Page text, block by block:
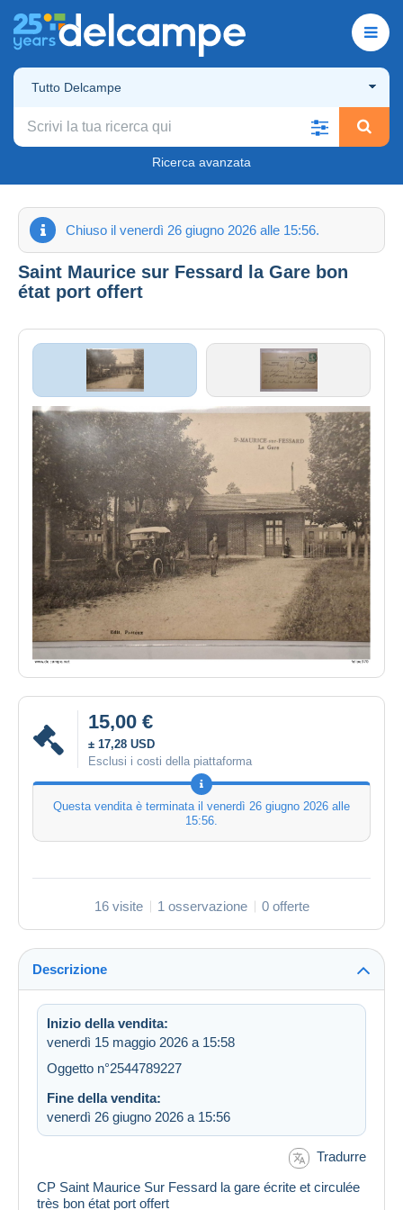
Tutto Delcampe
Ricerca avanzata
Chiuso il venerdì 26 giugno 2026 alle 15:56.
Saint Maurice sur Fessard la Gare bon
état port offert
15,00 €
± 17,28 USD
Esclusi i costi della piattaforma
Questa vendita è terminata il venerdì 26 giugno 2026 alle
15:56.
16 visite 1 osservazione 0 offerte
Descrizione
Inizio della vendita:
venerdì 15 maggio 2026 a 15:58
Oggetto n°2544789227
Fine della vendita:
venerdì 26 giugno 2026 a 15:56
Tradurre
CP Saint Maurice Sur Fessard la gare écrite et circulée
très bon état port offert